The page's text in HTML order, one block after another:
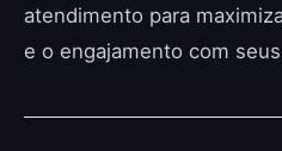
atendimento para
e o engajamento com